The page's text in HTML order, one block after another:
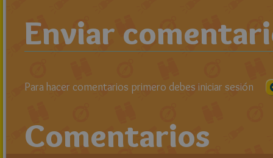
Enviar
Para hacer comentarios primero debes iniciar sesión
Comentarios